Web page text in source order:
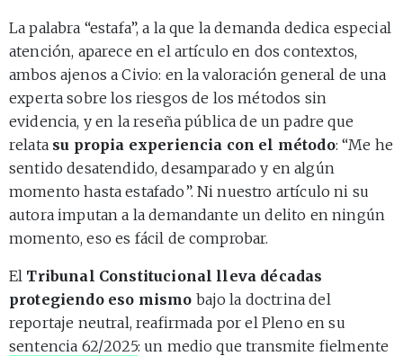
La palabra “estafa”, a la que la demanda dedica especial
atención, aparece en el artículo en dos contextos,
ambos ajenos a Civio: en la valoración general de una
experta sobre los riesgos de los métodos sin
evidencia, y en la reseña pública de un padre que
relata su propia experiencia con el método: “Me he
sentido desatendido, desamparado y en algún
momento hasta estafado”. Ni nuestro artículo ni su
autora imputan a la demandante un delito en ningún
momento, eso es fácil de comprobar.
El Tribunal Constitucional lleva décadas
protegiendo eso mismo bajo la doctrina del
reportaje neutral, reafirmada por el Pleno en su
sentencia 62/2025: un medio que transmite fielmente